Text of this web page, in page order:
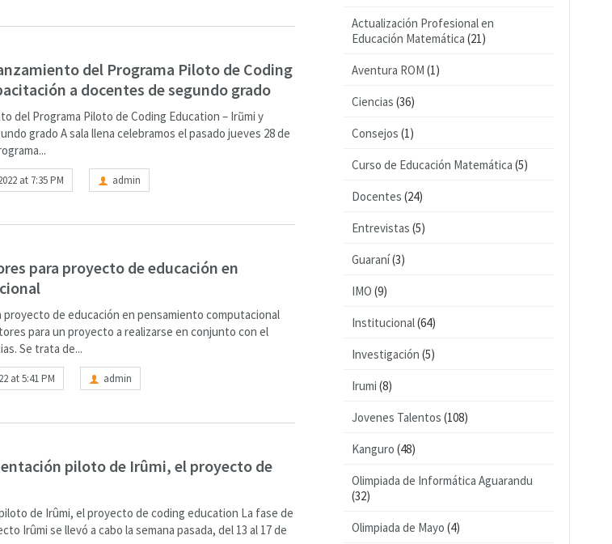
del Programa Piloto de Coding
a docentes de segundo grado
del Programa Piloto de Coding Education – Irũmi y
grado A sala llena celebramos el pasado jueves 28 de
at 7:35 PM admin
para proyecto de educación en
de educación en pensamiento computacional
para un proyecto a realizarse en conjunto con el
Se trata de...
at 5:41 PM admin
piloto de Irûmi, el proyecto de
de Irûmi, el proyecto de coding education La fase de
Irûmi se llevó a cabo la semana pasada, del 13 al 17 de
Actualización Profesional en
Educación Matemática (21)
Aventura ROM (1)
Ciencias (36)
Consejos (1)
Curso de Educación Matemática (5)
Docentes (24)
Entrevistas (5)
Guaraní(3)
IMO (9)
Institucional(64)
Investigación (5)
Irumi (8)
Jovenes Talentos (108)
Kanguro (48)
Olimpiada de Informática Aguarandu
(32)
Olimpiada de Mayo (4)